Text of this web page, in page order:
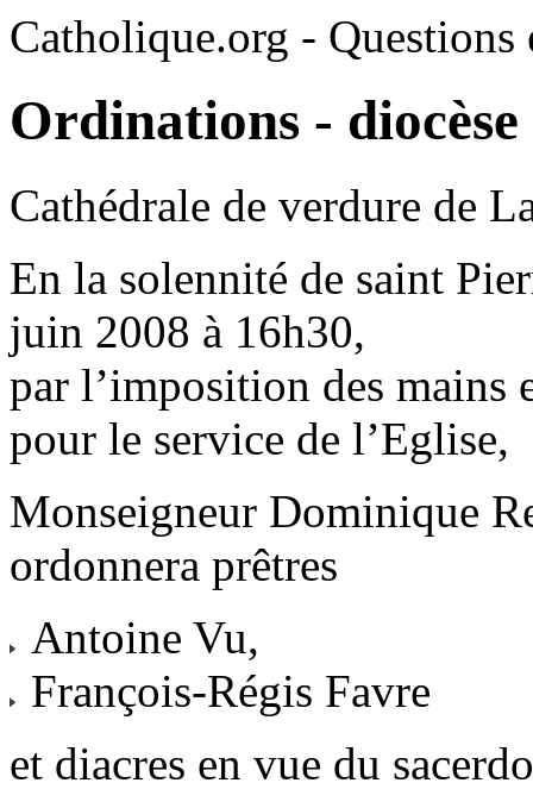
Catholique.org - Questions
Ordinations -
Cathédrale de verdure de
En la solennité de saint
juin 2008 à 16h30,
par l’imposition des mains
pour le service de l’Eglise,
Monseigneur Dominique
ordonnera prêtres
Antoine Vu,
François-Régis Favre
et diacres en vue du